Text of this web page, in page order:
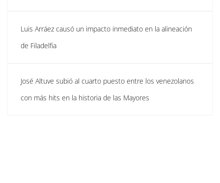
Luis Arráez causó un impacto inmediato en la alineación
de Filadelfia
José Altuve subió al cuarto puesto entre los venezolanos
con más hits en la historia de las Mayores